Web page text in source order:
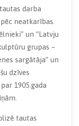
darba
neatkarības.
un “Latvju
grupas –
sargātāja” un
dzīves
1905.gada
tautas